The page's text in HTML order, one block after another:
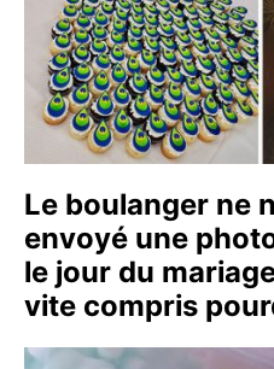
Le boulanger ne
envoyé une
le jour du
vite compris